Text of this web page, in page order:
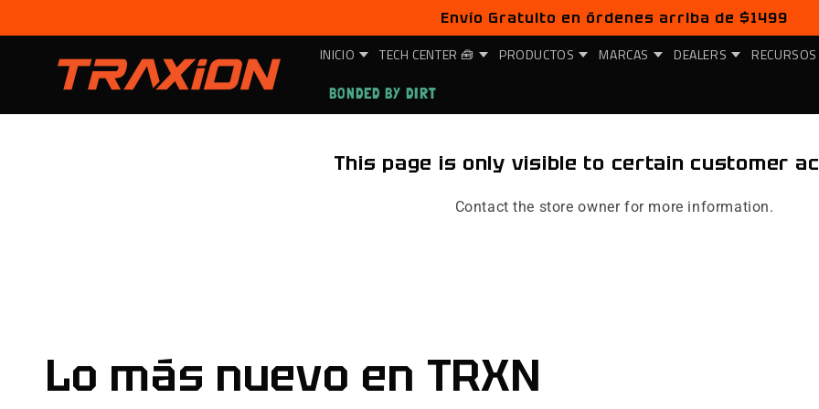
al contenido
Envío Gratuito en órdenes arriba de $1499
INICIO
TECH CENTER 🧰 PRODUCTOS MARCAS DEALERS RECURSOS
BONDED BY DIRT
This page is only visible to certain customer
Contact the store owner for more information.
Lo más nuevo en TRXN